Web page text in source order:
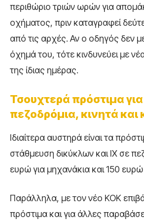
περιθώριο τριών ωρών για
οχήματος, πριν καταγραφεί
από τις αρχές. Αν ο οδηγός δεν
όχημά του, τότε κινδυνεύει με
της ίδιας ημέρας.
Τσουχτερά πρόστιμα για
πεζοδρόμια, κινητά και
Ιδιαίτερα αυστηρά είναι τα
στάθμευση δικύκλων και ΙΧ σε
ευρώ για μηχανάκια και 150 ευρώ
Παράλληλα, με τον νέο ΚΟΚ
πρόστιμα και για άλλες